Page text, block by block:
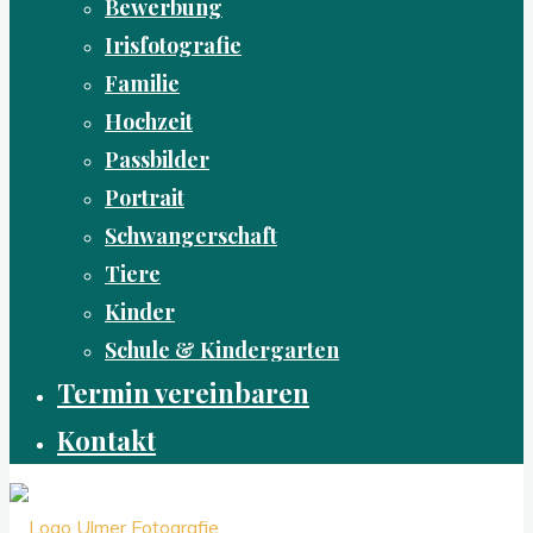
Bewerbung
Irisfotografie
Familie
Hochzeit
Passbilder
Portrait
Schwangerschaft
Tiere
Kinder
Schule & Kindergarten
Termin vereinbaren
Kontakt